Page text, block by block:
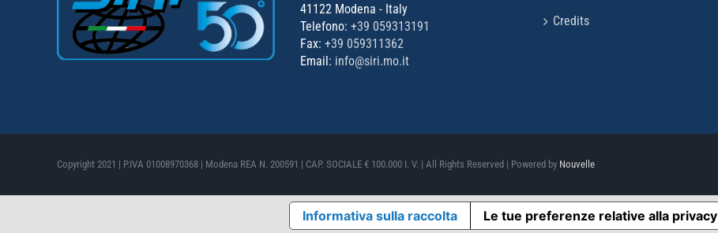
41122 Modena - Italy
Telefono: +39 059313191
Fax: +39 059311362
Email: info@siri.mo.it
Credits
Copyright 2021 | P.IVA 01008970368 | Modena REA N. 200591 | CAP. SOCIALE € 100.000 I. V. | All Rights Reserved | Powered by Nouvelle
Informativa sulla raccolta Le tue preferenze relative alla privacy